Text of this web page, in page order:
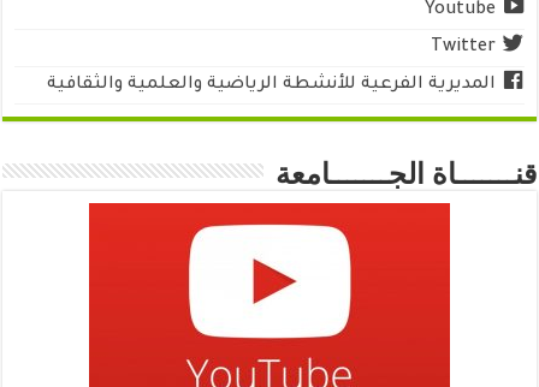
Youtube
Twitter
المديرية الفرعية للأنشطة الرياضية والعلمية والثقافية
قنـــــــاة الجـــــــامعة